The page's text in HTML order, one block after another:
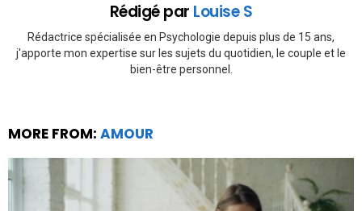
Rédigé par Louise S
Rédactrice spécialisée en Psychologie depuis plus de 15 ans,
j'apporte mon expertise sur les sujets du quotidien, le couple et le
bien-être personnel.
MORE FROM: AMOUR